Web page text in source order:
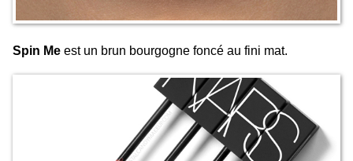
Spin Me est un brun bourgogne foncé au fini mat.